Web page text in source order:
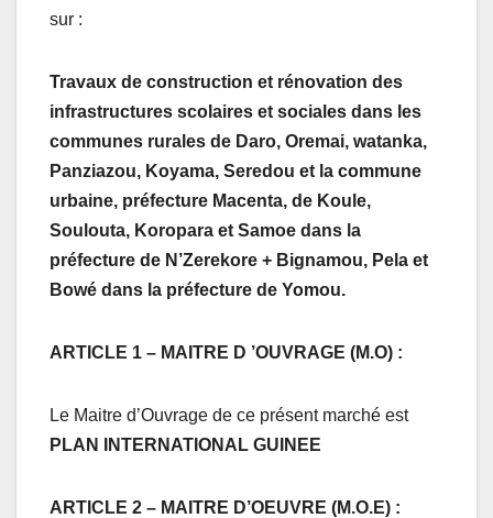
sur :
Travaux de construction et rénovation des
infrastructures scolaires et sociales dans les
communes rurales de Daro, Oremai, watanka,
Panziazou, Koyama, Seredou et la commune
urbaine, préfecture Macenta, de Koule,
Soulouta, Koropara et Samoe dans la
préfecture de N’Zerekore + Bignamou, Pela et
Bowé dans la préfecture de Yomou.
ARTICLE 1 – MAITRE D ’OUVRAGE (M.O) :
Le Maitre d’Ouvrage de ce présent marché est
PLAN INTERNATIONAL GUINEE
ARTICLE 2 – MAITRE D’OEUVRE (M.O.E) :